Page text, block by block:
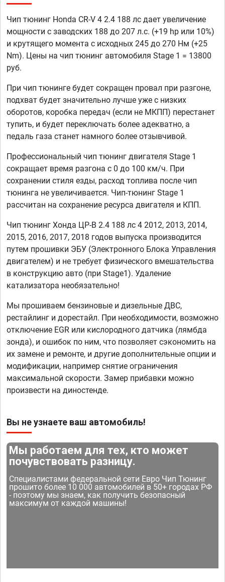
Чип тюнинг Honda CR-V 4 2.4 188 лс дает увеличение
мощности с заводских 188 до 207 л.с. (+19 hp или 10%)
и крутящего момента с исходных 245 до 270 Нм (+25
Nm). Цены на чип тюнинг автомобиля Stage 1 = 13800
руб.
При чип тюнинге будет сокращен провал при разгоне,
подхват будет значительно лучше уже с низких
оборотов, коробка передач (если не МКПП) перестанет
тупить, и будет переключать более адекватно, а
педаль газа станет намного более отзывчивой.
Профессиональный чип тюнинг двигателя Stage 1
сокращает время разгона с 0 до 100 км/ч. При
сохранении стиля езды, расход топлива после чип
тюнинга не увеличивается. Чип-тюнинг Stage 1
рассчитан на сохранение ресурса двигателя и КПП.
Чип тюнинг Хонда ЦР-В 2.4 188 лс 4 2012, 2013, 2014,
2015, 2016, 2017, 2018 годов выпуска производится
путем прошивки ЭБУ (Электронного Блока Управления
двигателем) и не требует физического вмешательства
в конструкцию авто (при Stage1). Удаление
катализатора необязательно!
Мы прошиваем бензиновые и дизельные ДВС,
рестайлинг и дорестайл. При необходимости, возможно
отключение EGR или кислородного датчика (лямбда
зонда), и ошибок по ним, что позволяет сэкономить на
их замене и ремонте, и другие дополнительные опции и
модификации, например снятие ограничения
максимальной скорости. Замер прибавки можно
произвести на диностенде.
Вы не узнаете ваш автомобиль!
Мы работаем для тех, кто может
почувствовать разницу.
Специалистами федеральной сети Евро Чип Тюнинг
прошито более 10 000 автомобилей в 50+ городах РФ
- поэтому мы знаем, как получить безопасный
максимум от каждой машины!